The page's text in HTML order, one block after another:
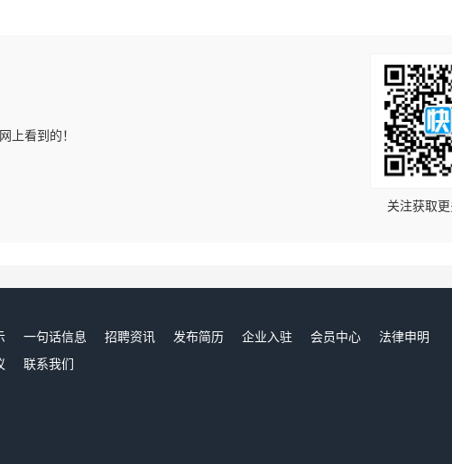
上看到的！
关注获取
一句话信息 招聘资讯 发布简历 企业入驻 会员中心
法律申明
联系我们